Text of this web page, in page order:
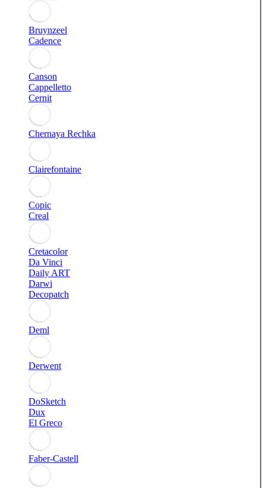
Bruynzeel
Cadence
Canson
Cappelletto
Cernit
Chernaya Rechka
Clairefontaine
Copic
Creal
Cretacolor
Da Vinci
Daily ART
Darwi
Decopatch
Deml
Derwent
DoSketch
Dux
El Greco
Faber-Castell